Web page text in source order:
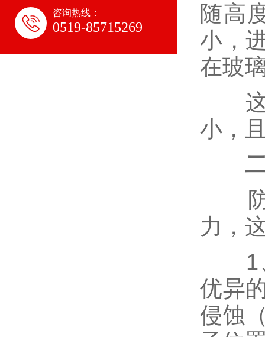
咨询热线：
0519-85715269
随高
小，
在玻
这
小，
二
防
力，
1、
优异
侵蚀